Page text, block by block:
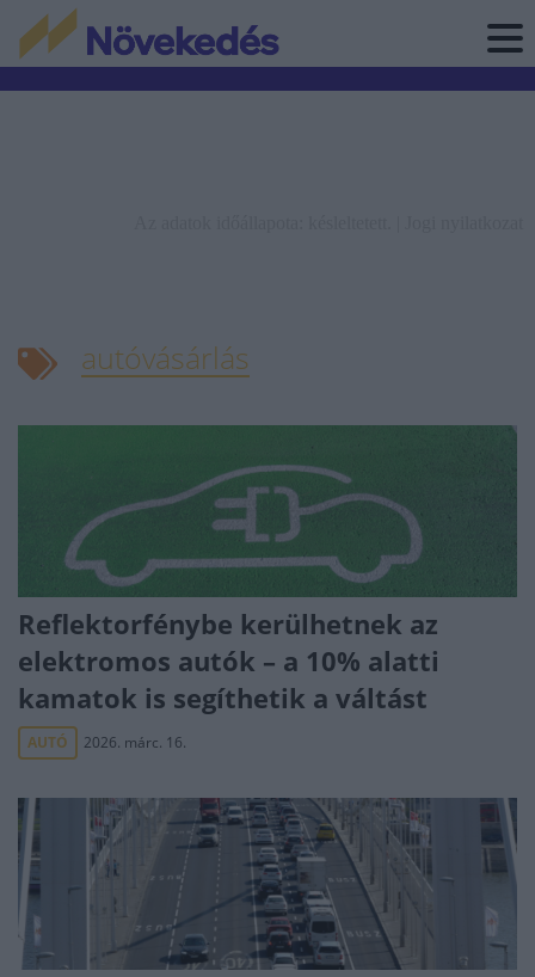
autóvásárlás
Reflektorfénybe kerülhetnek az
elektromos autók – a 10% alatti
kamatok is segíthetik a váltást
AUTÓ 2026. márc. 16.